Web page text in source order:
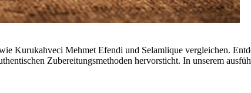
Kurukahveci Mehmet Efendi und Selamlique vergleichen.
Zubereitungsmethoden hervorsticht. In unserem